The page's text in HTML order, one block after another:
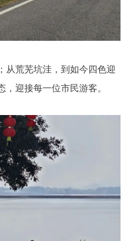
从荒芜坑洼，到如今四色迎
迎接每一位市民游客。